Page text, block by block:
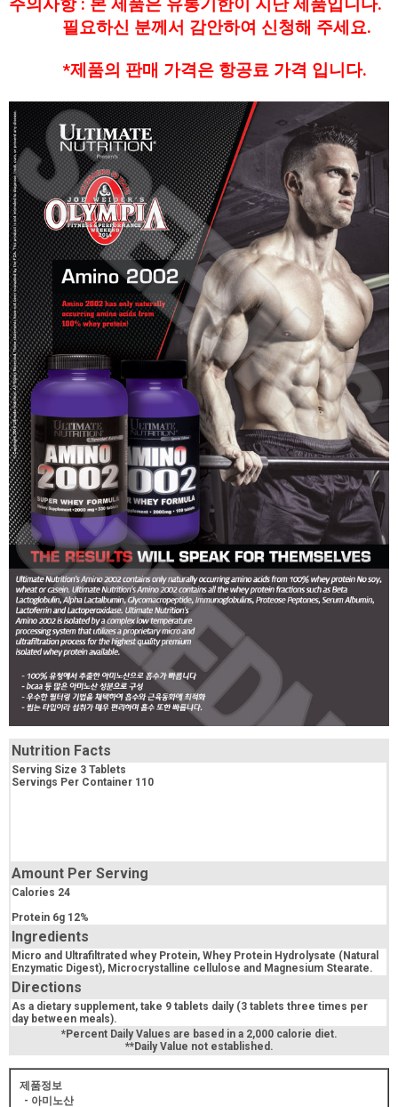
주의사항 : 본 제품은 유통기한이 지난 제품입니다.
필요하신 분께서 감안하여 신청해 주세요.
*제품의 판매 가격은 항공료 가격 입니다.
Nutrition Facts
Serving Size 3 Tablets
Servings Per Container 110
Amount Per Serving
Calories 24
Protein 6g 12%
Ingredients
Micro and Ultrafiltrated whey Protein, Whey Protein Hydrolysate (Natural
Enzymatic Digest), Microcrystalline cellulose and Magnesium Stearate.
Directions
As a dietary supplement, take 9 tablets daily (3 tablets three times per
day between meals).
*Percent Daily Values are based in a 2,000 calorie diet.
**Daily Value not established.
제품정보
- 아미노산